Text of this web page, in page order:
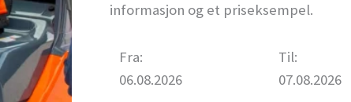
informasjon og et priseksempel.
Fra:
06.08.2026
Til:
07.08.2026